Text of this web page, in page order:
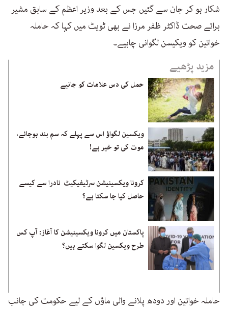
شکار ہو کر جان سے گئیں جس کے بعد وزیر اعظم کے سابق مشیر
برائے صحت ڈاکٹر ظفر مرزا نے بھی ٹویٹ میں کہا کہ حاملہ
خواتین کو ویکیسن لگوانی چاہیے۔
مزید پڑھیے
حمل کی دس علامات کو جانیے
ویکسین لگواؤ اس سے پہلے کہ سم بند ہوجائے،
موت کی تو خیر ہے!
کرونا ویکسینیشن سرٹیفیکیٹ نادرا سے کیسے
حاصل کیا جا سکتا ہے؟
پاکستان میں کرونا ویکسینیشن کا آغاز: آپ کس
طرح ویکسین لگوا سکتے ہیں؟
حاملہ خواتین اور دودھ پلانے والی ماؤں کے لیے حکومت کی جانب